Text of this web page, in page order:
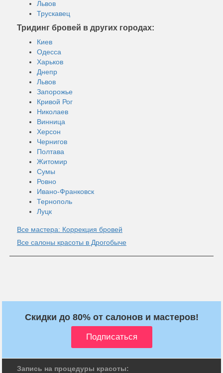
Львов
Трускавец
Тридинг бровей в других городах:
Киев
Одесса
Харьков
Днепр
Львов
Запорожье
Кривой Рог
Николаев
Винница
Херсон
Чернигов
Полтава
Житомир
Сумы
Ровно
Ивано-Франковск
Тернополь
Луцк
Все мастера: Коррекция бровей
Все салоны красоты в Дрогобыче
Скидки до 80% от салонов и мастеров!
Запись на процедуры красоты: